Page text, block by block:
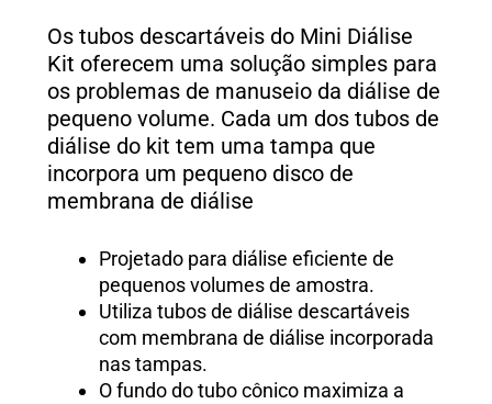
Os tubos descartáveis do Mini Diálise
Kit oferecem uma solução simples para
os problemas de manuseio da diálise de
pequeno volume. Cada um dos tubos de
diálise do kit tem uma tampa que
incorpora um pequeno disco de
membrana de diálise
Projetado para diálise eficiente de
pequenos volumes de amostra.
Utiliza tubos de diálise descartáveis
com membrana de diálise incorporada
nas tampas.
O fundo do tubo cônico maximiza a